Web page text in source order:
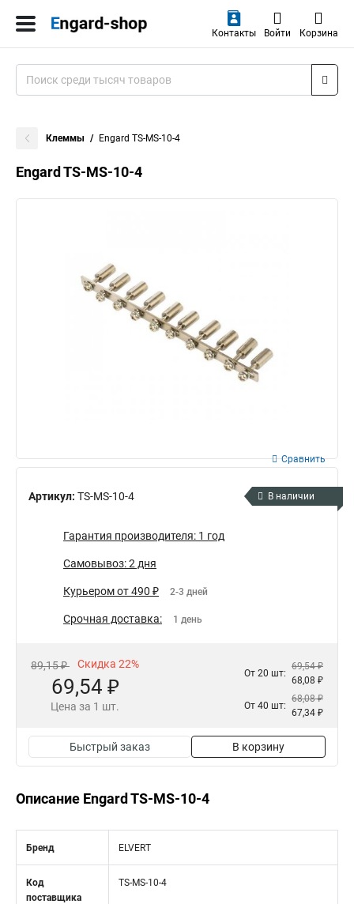
Контакты Войти Корзина
Клеммы Engard TS-MS-10-4
Engard TS-MS-10-4
Артикул: TS-MS-10-4
Сравнить
В наличии
Гарантия производителя: 1 год
Самовывоз: 2 дня
Курьером от 490 ₽ 2-3 дней
Срочная доставка: 1 день
89,15 ₽ Скидка 22%
69,54 ₽
Цена за 1 шт.
От 20 шт:
69,54 ₽
68,08 ₽
От 40 шт:
68,08 ₽
67,34 ₽
Быстрый заказ В корзину
Описание Engard TS-MS-10-4
Бренд ELVERT
Код
поставщика
TS-MS-10-4